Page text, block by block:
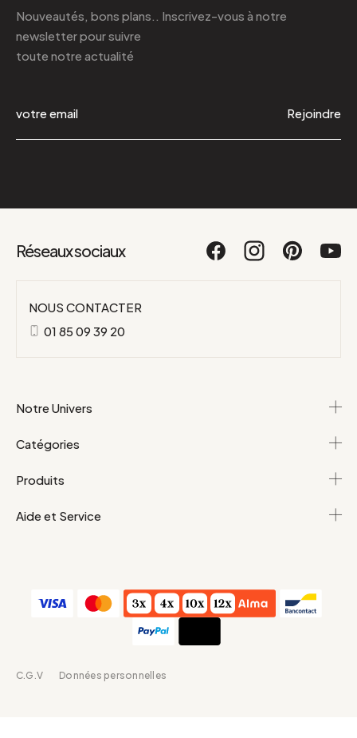
Nouveautés, bons plans.. Inscrivez-vous à notre
newsletterpour suivre
toute notre actualité
Rejoindre
Réseaux sociaux
NOUS CONTACTER
01 85 09 39 20
Notre Univers
Catégories
Produits
Aide et Service
C.G.V Données personnelles